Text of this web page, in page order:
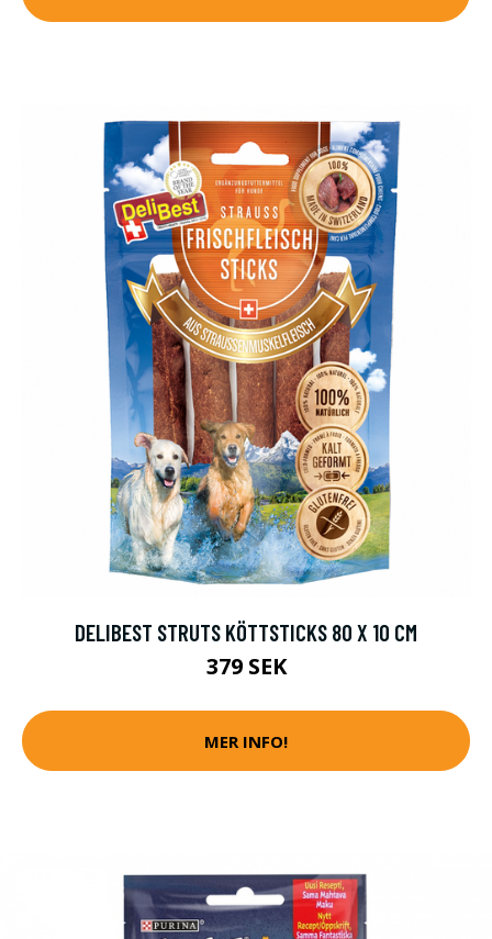
DELIBEST STRUTS KÖTTSTICKS 80 X 10 CM
379 SEK
MER INFO!